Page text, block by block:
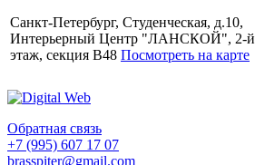
Санкт-Петербург, Студенческая, д.10,
Интерьерный Центр "ЛАНСКОЙ", 2-й
этаж, секция В48 Посмотреть на карте
Обратная связь
+7 (995) 607 17 07
brasspiter@gmail.com